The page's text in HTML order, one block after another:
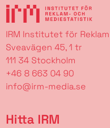
IRM Institutet för
Sveavägen 45, 1 tr
111 34 Stockholm
+46 8 663 04 90
info@irm-media.se
Hitta IRM